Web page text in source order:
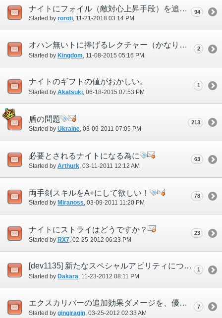
ナイトにフォイル（敵対心上昇手段）を追加してほしい
Started by roroti‎, 11-21-2018 03:14 PM
94
オハン無いトに捧げるレクチャー（かなり長文、観覧注意）
Started by Kingdom ‎, 11-08-2015 05:16 PM
2
ナイトのギフトの値がおかしい。
Started by Akatsuki‎, 06-18-2015 07:53 PM
1
盾の問題
Started by Ukraine‎, 03-09-2011 07:05 PM
213
必要とされるナイトになる為に
Started by Arthurk ‎, 03-11-2011 12:12 AM
63
両手剣スキルをA+にして欲しい！
Started by Miranoss‎, 03-09-2011 11:20 PM
78
ナイトにストライはどうですか？
Started by RX7 ‎, 02-25-2012 06:23 PM
23
[dev1135] 新たなスペシャルアビリティについて ナイト編
Started by Dakara‎, 11-23-2012 08:11 PM
1
エクスカリバーの追加効果ダメージを、優先度を高くしてほしい
Started by gingiragin‎, 03-25-2012 02:33 AM
7